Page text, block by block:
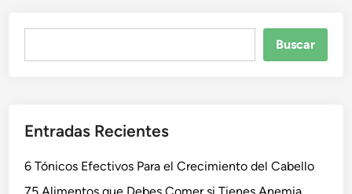
Buscar
Entradas Recientes
6 Tónicos Efectivos Para el Crecimiento del Cabello